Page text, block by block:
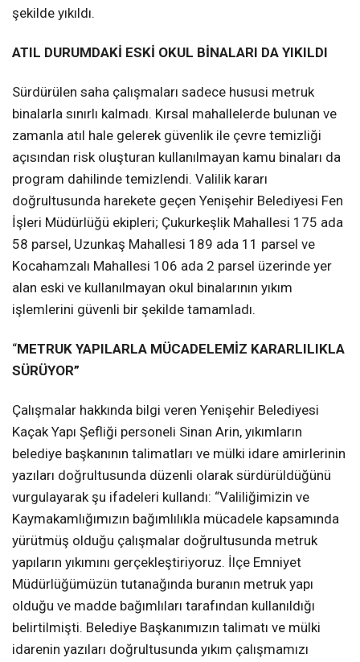
şekilde yıkıldı.
ATIL DURUMDAKİ ESKİ OKUL BİNALARI DA YIKILDI
Sürdürülen saha çalışmaları sadece hususi metruk
binalarla sınırlı kalmadı. Kırsal mahallelerde bulunan ve
zamanla atıl hale gelerek güvenlik ile çevre temizliği
açısından risk oluşturan kullanılmayan kamu binaları da
program dahilinde temizlendi. Valilik kararı
doğrultusunda harekete geçen Yenişehir Belediyesi Fen
İşleri Müdürlüğü ekipleri; Çukurkeşlik Mahallesi 175 ada
58 parsel, Uzunkaş Mahallesi 189 ada 11 parsel ve
Kocahamzalı Mahallesi 106 ada 2 parsel üzerinde yer
alan eski ve kullanılmayan okul binalarının yıkım
işlemlerini güvenli bir şekilde tamamladı.
“METRUK YAPILARLA MÜCADELEMİZ KARARLILIKLA
SÜRÜYOR”
Çalışmalar hakkında bilgi veren Yenişehir Belediyesi
Kaçak Yapı Şefliği personeli Sinan Arin, yıkımların
belediye başkanının talimatları ve mülki idare amirlerinin
yazıları doğrultusunda düzenli olarak sürdürüldüğünü
vurgulayarak şu ifadeleri kullandı: “Valiliğimizin ve
Kaymakamlığımızın bağımlılıkla mücadele kapsamında
yürütmüş olduğu çalışmalar doğrultusunda metruk
yapıların yıkımını gerçekleştiriyoruz. İlçe Emniyet
Müdürlüğümüzün tutanağında buranın metruk yapı
olduğu ve madde bağımlıları tarafından kullanıldığı
belirtilmişti. Belediye Başkanımızın talimatı ve mülki
idarenin yazıları doğrultusunda yıkım çalışmamızı